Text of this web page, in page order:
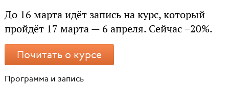
До 16 марта идёт запись на курс, который
пройдёт 17 марта — 6 апреля. Сейчас −20%.
Почитать о курсе
Программа и запись